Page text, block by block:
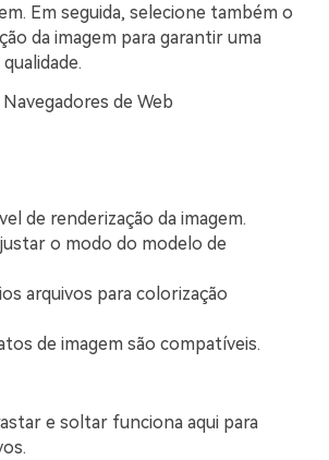
Em seguida, selecione também o
da imagem para garantir uma
Navegadores de Web
de renderização da imagem.
o modo do modelo de
arquivos para colorização
de imagem são compatíveis.
e soltar funciona aqui para